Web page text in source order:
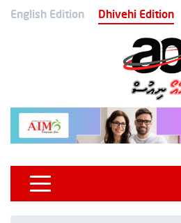
English Edition Dhivehi Edition